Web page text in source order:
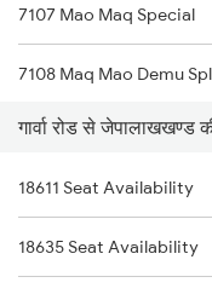
7107 Mao Maq Special
7108 Maq Mao Demu Spl
18311 Vskp Bsbs Exp
18312 Bsbs Vskp Exp
2877 Hwh Ers Spl
गार्वा रोड से जेपालाखखण्ड
18611 Seat Availability
18635 Seat Availability